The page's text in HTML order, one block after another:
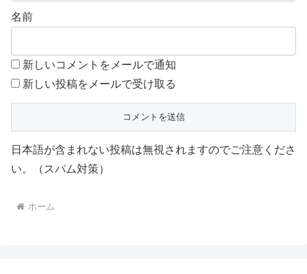
名前
新しいコメントをメールで通知
新しい投稿をメールで受け取る
日本語が含まれない投稿は無視されますのでご注意くださ
い。（スパム対策）
ホーム